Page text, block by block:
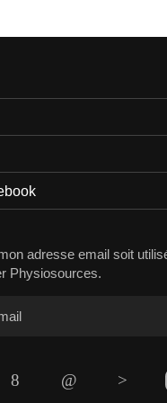
adresse email soit
Physiosources.
Rss YouTube